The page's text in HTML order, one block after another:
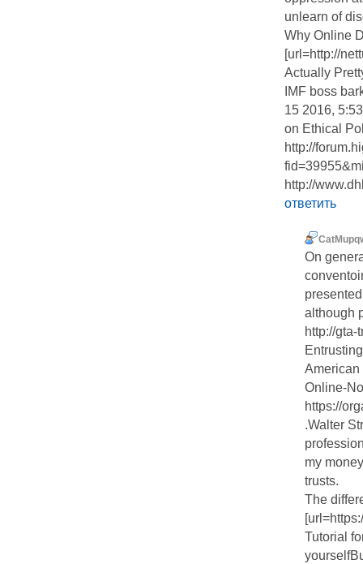
unlearn of
Why Online
[url=http://
Actually
IMF boss
15 2016,
on Ethical
http://
http://
ответить
On
although
http://
American
Online-
https://
.Walter
my
trusts.
The
Tutorial